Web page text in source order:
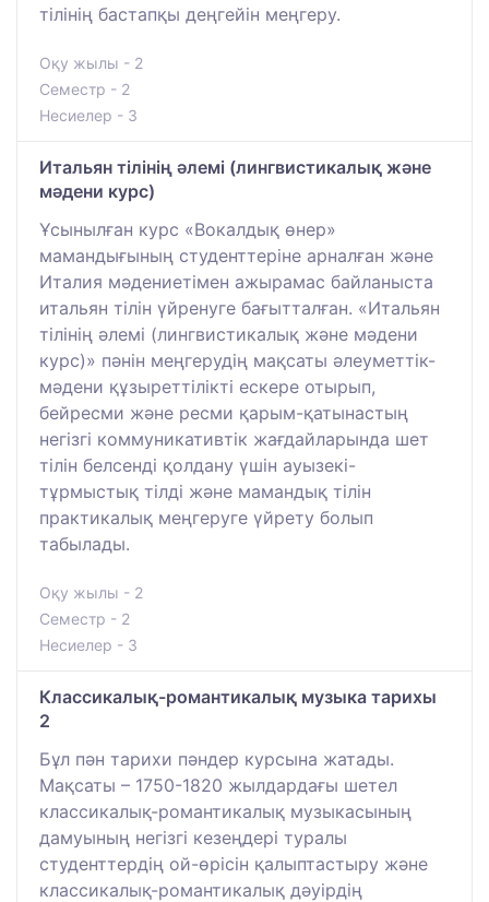
тілінің бастапқы деңгейін меңгеру.
Оқу жылы - 2
Семестр - 2
Несиелер - 3
Итальян тілінің әлемі (лингвистикалық және
мәдени курс)
Ұсынылған курс «Вокалдық өнер»
мамандығының студенттеріне арналған және
Италия мәдениетімен ажырамас байланыста
итальян тілін үйренуге бағытталған. «Итальян
тілінің әлемі (лингвистикалық және мәдени
курс)» пәнін меңгерудің мақсаты әлеуметтік-
мәдени құзыреттілікті ескере отырып,
бейресми және ресми қарым-қатынастың
негізгі коммуникативтік жағдайларында шет
тілін белсенді қолдану үшін ауызекі-
тұрмыстық тілді және мамандық тілін
практикалық меңгеруге үйрету болып
табылады.
Оқу жылы - 2
Семестр - 2
Несиелер - 3
Классикалық-романтикалық музыка тарихы
2
Бұл пән тарихи пәндер курсына жатады.
Мақсаты – 1750-1820 жылдардағы шетел
классикалық-романтикалық музыкасының
дамуының негізгі кезеңдері туралы
студенттердің ой-өрісін қалыптастыру және
классикалық-романтикалық дәуірдің